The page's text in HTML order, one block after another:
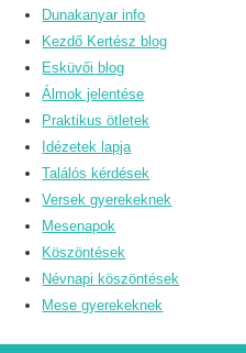
Dunakanyar info
Kezdő Kertész blog
Esküvői blog
Álmok jelentése
Praktikus ötletek
Idézetek lapja
Találós kérdések
Versek gyerekeknek
Mesenapok
Köszöntések
Névnapi köszöntések
Mese gyerekeknek